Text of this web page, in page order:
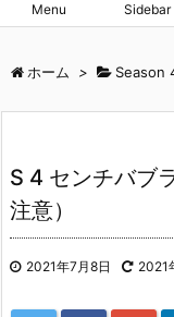
Menu Sidebar
ホーム > Season
S 4 センチバブ
注意）
2021年7月8日 2021